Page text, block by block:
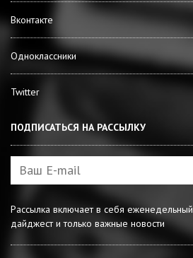
Вконтакте
Одноклассники
Twitter
ПОДПИСАТЬСЯ НА РАССЫЛКУ
Рассылка включает в себя еженедельный
дайджест и только важные новости